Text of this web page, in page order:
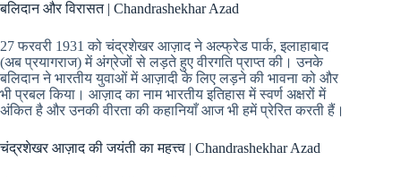
बलिदान और विरासत | Chandrashekhar Azad
27 फरवरी 1931 को चंद्रशेखर आज़ाद ने अल्फ्रेड पार्क, इलाहाबाद
(अब प्रयागराज) में अंग्रेजों से लड़ते हुए वीरगति प्राप्त की। उनके
बलिदान ने भारतीय युवाओं में आज़ादी के लिए लड़ने की भावना को और
भी प्रबल किया। आज़ाद का नाम भारतीय इतिहास में स्वर्ण अक्षरों में
अंकित है और उनकी वीरता की कहानियाँ आज भी हमें प्रेरित करती हैं।
चंद्रशेखर आज़ाद की जयंती का महत्त्व | Chandrashekhar Azad